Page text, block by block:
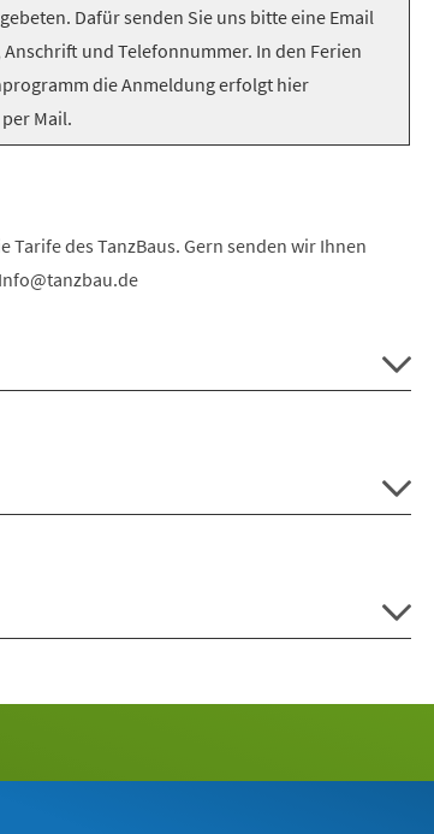
Dafür senden Sie uns bitte eine Email
und Telefonnummer. In den Ferien
die Anmeldung erfolgt hier
Mail.
des TanzBaus. Gern senden wir Ihnen